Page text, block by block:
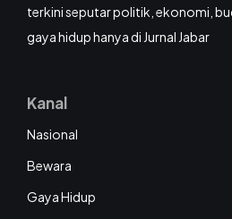
terkini seputar politik, ekonomi,
gaya hidup hanya di Jurnal Jabar
Kanal
Nasional
Bewara
Gaya Hidup